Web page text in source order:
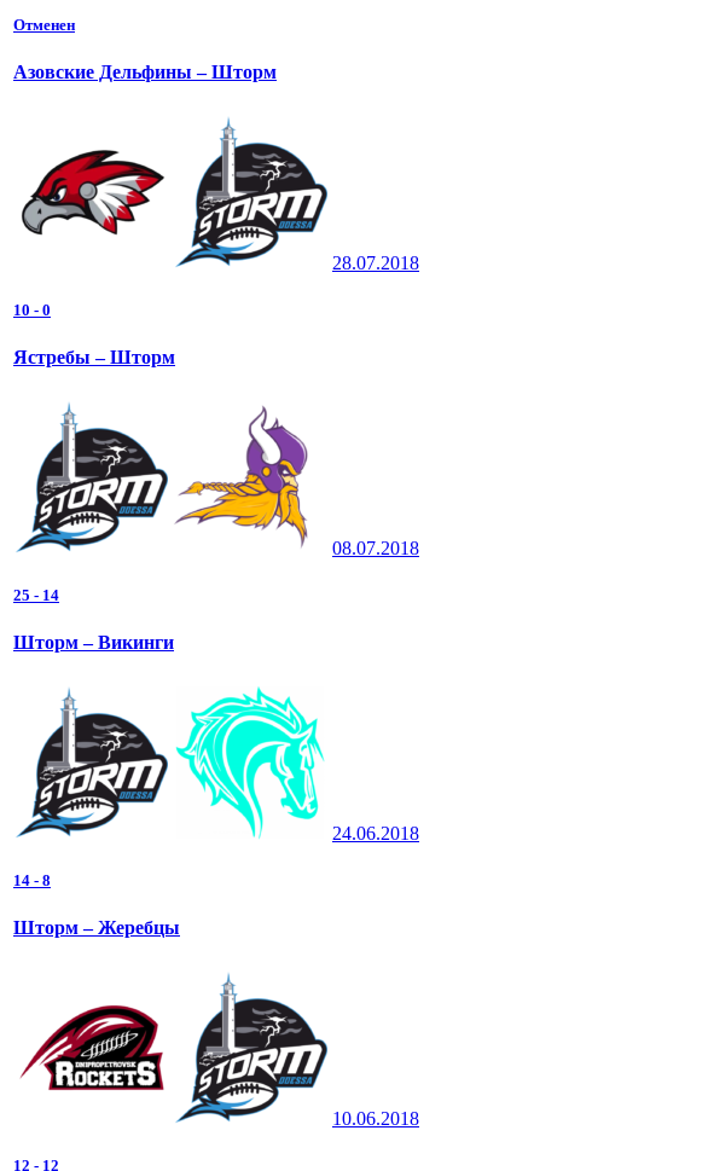
Отменен
Азовские Дельфины – Шторм
28.07.2018
10 - 0
Ястребы – Шторм
08.07.2018
25 - 14
Шторм – Викинги
24.06.2018
14 - 8
Шторм – Жеребцы
10.06.2018
12 - 12